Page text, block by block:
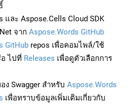
และ Aspose.Cells Cloud SDK
จาก Aspose.Words GitHub
GitHub repos เพื่อคอมไพล์/ใช้
อ ไปที่ Releases เพื่อดูตัวเลือกการ
ง Swagger สำหรับ Aspose.Words
เพื่อทราบข้อมูลเพิ่มเติมเกี่ยวกับ